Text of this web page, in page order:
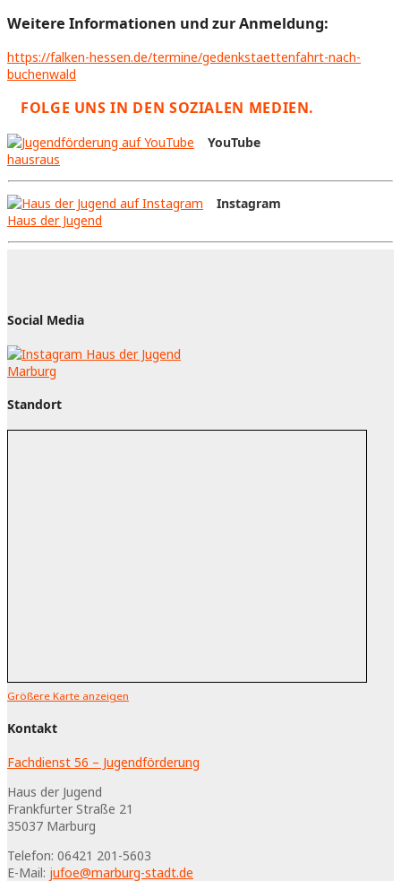
Weitere Informationen und zur Anmeldung:
https://falken-hessen.de/termine/gedenkstaettenfahrt-nach-
buchenwald
FOLGE UNS IN DEN SOZIALEN MEDIEN.
YouTube
hausraus
Instagram
Haus der Jugend
Social Media
Standort
Größere Karte anzeigen
Kontakt
Fachdienst 56 – Jugendförderung
Haus der Jugend
Frankfurter Straße 21
35037 Marburg
Telefon: 06421 201-5603
E-Mail: jufoe@marburg-stadt.de